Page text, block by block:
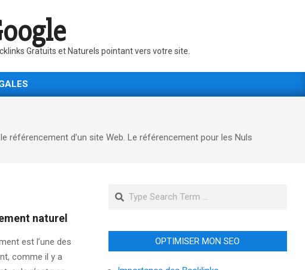
Gratuits et Naturels pointant vers votre site.
d’un site Web. Le référencement pour les Nuls
naturel
est l’une des
comme il y a
Search
OPTIMISER MON SEO